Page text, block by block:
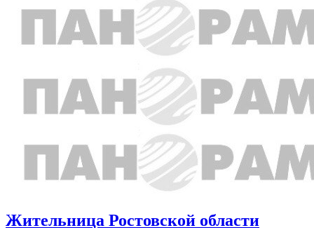
Жительница Ростовской области